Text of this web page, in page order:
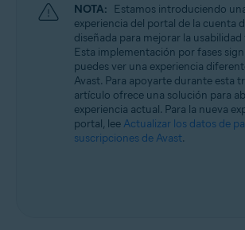
Sistemas operativos:
Todos los sistemas operativos compatibles
NOTA: Estamos introduciendo
experiencia del portal de la cuenta
diseñada para mejorar la usabilidad
Esta implementación por fases
puedes ver una experiencia
Avast. Para apoyarte durante esta
artículo ofrece una solución para
experiencia actual. Para la nueva
portal, lee Actualizar los datos de
suscripciones de Avast.